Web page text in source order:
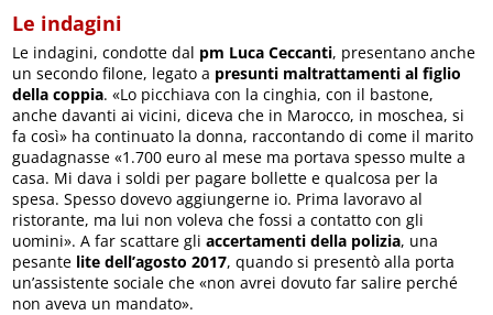
Le indagini
Le indagini, condotte dal pm Luca Ceccanti, presentano anche
un secondo filone, legato a presunti maltrattamenti al figlio
della coppia. «Lo picchiava con la cinghia, con il bastone,
anche davanti ai vicini, diceva che in Marocco, in moschea, si
fa così» ha continuato la donna, raccontando di come il marito
guadagnasse «1.700 euro al mese ma portava spesso multe a
casa. Mi dava i soldi per pagare bollette e qualcosa per la
spesa. Spesso dovevo aggiungerne io. Prima lavoravo al
ristorante, ma lui non voleva che fossi a contatto con gli
uomini». A far scattare gliaccertamenti della polizia, una
pesante lite dell’agosto 2017, quando si presentò alla porta
un’assistente sociale che «non avrei dovuto far salire perché
non aveva un mandato».